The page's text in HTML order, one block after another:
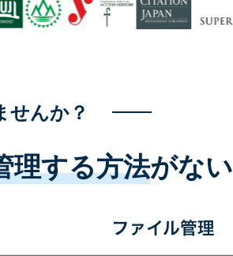
せんか？
理する方法がない